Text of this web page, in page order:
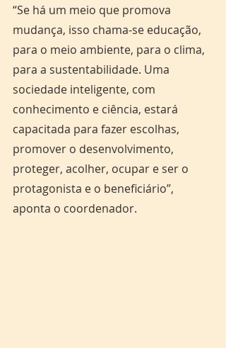
“Se há um meio que promova
mudança, isso chama-se educação,
para o meio ambiente, para o clima,
para a sustentabilidade. Uma
sociedade inteligente, com
conhecimento e ciência, estará
capacitada para fazer escolhas,
promover o desenvolvimento,
proteger, acolher, ocupar e ser o
protagonista e o beneficiário”,
aponta o coordenador.